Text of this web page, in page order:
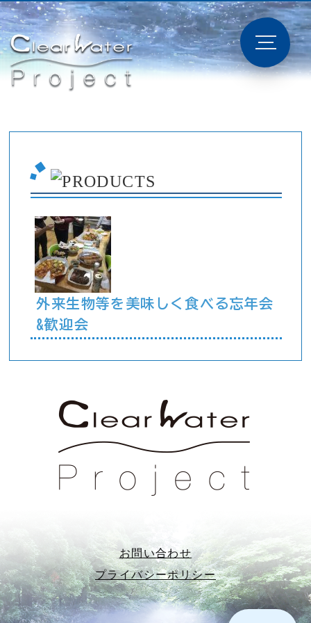
外来生物等を美味しく食べる忘年会
&歓迎会
お問い合わせ
プライバシーポリシー